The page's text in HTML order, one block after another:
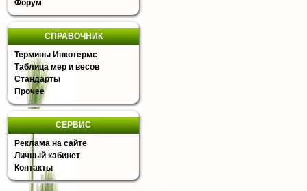
Форум
СПРАВОЧНИК
Термины Инкотермс
Таблица мер и весов
Стандарты
Прочее
СЕРВИС
Реклама на сайте
Личный кабинет
Контакты